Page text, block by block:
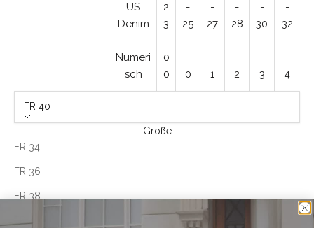
US
Denim
2
3
-
25
-
27
-
28
-
30
-
32
Numeri
sch
0
0
0 1 2 3 4
FR 40
Größe
FR 34
FR 36
FR 38